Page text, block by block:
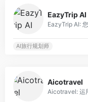
EazyTrip AI
EazyTrip AI:
AI旅行规划师
Aicotravel